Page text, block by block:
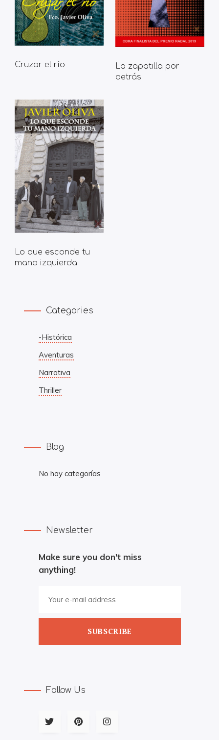
Cruzar el río
La zapatilla por
detrás
Lo que esconde tu
mano izquierda
Categories
-Histórica
Aventuras
Narrativa
Thriller
Blog
No hay categorías
Newsletter
Make sure you don't miss
anything!
SUBSCRIBE
Follow Us